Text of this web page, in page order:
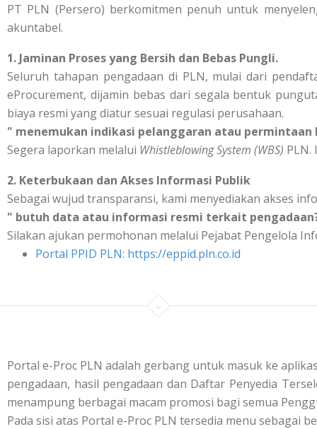
PT PLN (Persero) berkomitmen penuh untuk
akuntabel.
1. Jaminan Proses yang Bersih dan Bebas Pungli.
Seluruh tahapan pengadaan di PLN, mulai dari
eProcurement, dijamin bebas dari segala bentuk
biaya resmi yang diatur sesuai regulasi perusahaan.
" menemukan indikasi pelanggaran atau
Segera laporkan melalui Whistleblowing System (WBS) PLN.
2. Keterbukaan dan Akses Informasi Publik
Sebagai wujud transparansi, kami menyediakan akses
" butuh data atau informasi resmi terkait
Silakan ajukan permohonan melalui Pejabat Pengelola
Portal PPID PLN: https://eppid.pln.co.id
Portal e-Proc PLN adalah gerbang untuk masuk ke
pengadaan, hasil pengadaan dan Daftar Penyedia
menampung berbagai macam promosi bagi semua
Pada sisi atas Portal e-Proc PLN tersedia menu sebagai